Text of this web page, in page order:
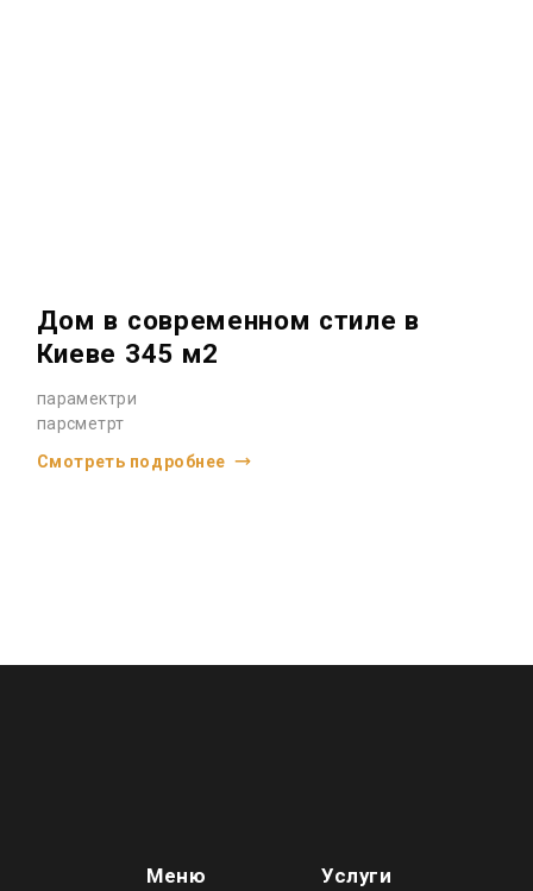
Дом в современном стиле в
Киеве 345 м2
парамектри
парсметрт
Смотреть подробнее
Меню Услуги